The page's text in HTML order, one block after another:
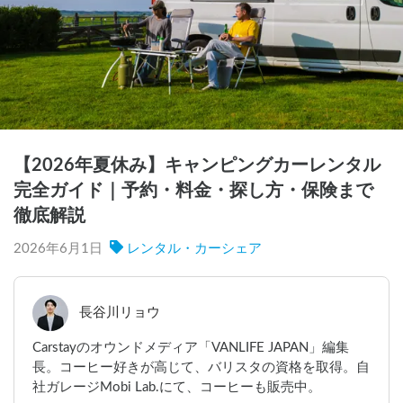
【2026年夏休み】キャンピングカーレンタル
完全ガイド｜予約・料金・探し方・保険まで
徹底解説
2026年6月1日 レンタル・カーシェア
長谷川リョウ
Carstayのオウンドメディア「VANLIFE JAPAN」編集
長。コーヒー好きが高じて、バリスタの資格を取得。自
社ガレージMobi Lab.にて、コーヒーも販売中。